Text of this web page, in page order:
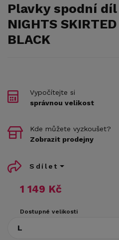
Plavky spodní díl
NIGHTS
BLACK
1 149 Kč
Dostupné velikosti
L
Vypočítejte si
správnou velikost
Kde můžete vyzkoušet?
Zobrazit prodejny
Sdílet